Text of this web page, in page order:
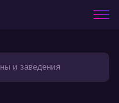
и заведения